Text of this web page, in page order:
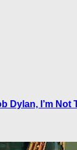
Dylan, I’m Not